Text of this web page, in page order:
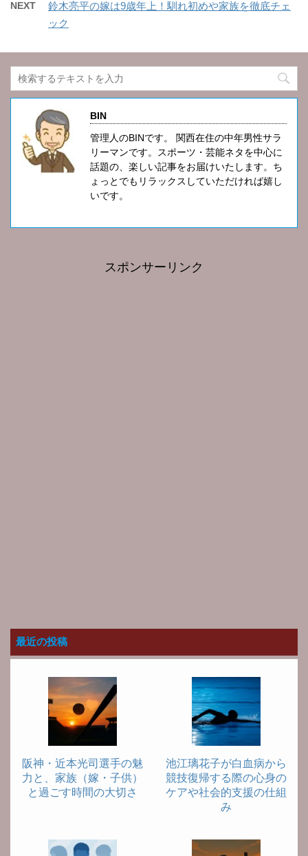
NEXT
鈴木亮平の嫁は9歳年上！馴れ初めや家族を徹底チェ
ック
BIN
管理人のBINです。 関西在住の中年男性サラ
リーマンです。スポーツ・芸能ネタを中心に
話題の、楽しい記事をお届けいたします。ち
ょっとでもリラックスしていただければ嬉し
いです。
スポンサーリンク
最近の投稿
阪神・近本光司選手の魅
力と、家族（嫁・子供）
と過ごす時間の大切さ
池江璃花子が白血病から
競技復帰する際の心身の
ケアや社会的支援の仕組
み